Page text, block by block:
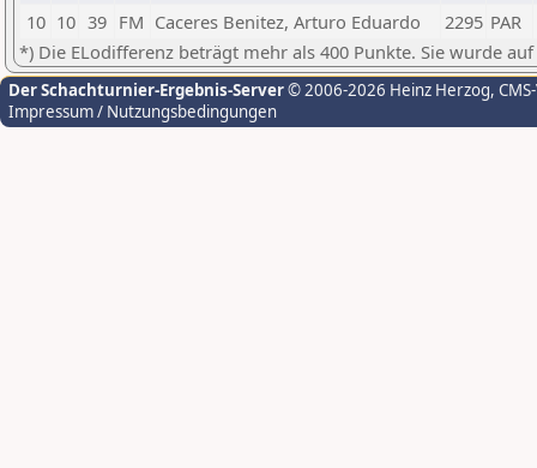
10 10 39 FM Caceres Benitez, Arturo Eduardo 2295 PAR
*) Die ELodifferenz beträgt mehr als 400 Punkte. Sie wurde
Der Schachturnier-Ergebnis-Server© 2006-2026 Heinz Herzog,
Impressum / Nutzungsbedingungen